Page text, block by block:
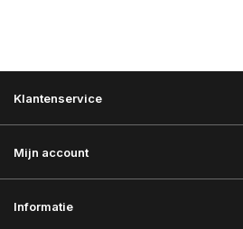
Klantenservice
Mijn account
Informatie